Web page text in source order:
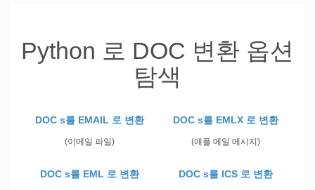
Python 로 DOC 변환 옵션
탐색
DOC s를 EMAIL 로 변환
(이메일 파일)
DOC s를 EMLX 로 변환
(애플 메일 메시지)
DOC s를 EML 로 변환 DOC s를 ICS 로 변환